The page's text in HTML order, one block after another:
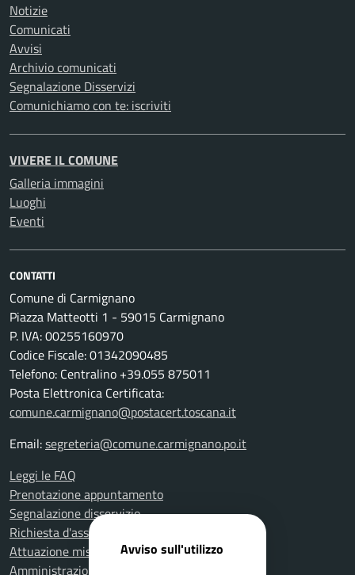
Notizie
Comunicati
Avvisi
Archivio comunicati
Segnalazione Disservizi
Comunichiamo con te: iscriviti
VIVERE IL COMUNE
Galleria immagini
Luoghi
Eventi
CONTATTI
Comune di Carmignano
Piazza Matteotti 1 - 59015 Carmignano
P. IVA: 00255160970
Codice Fiscale: 01342090485
Telefono: Centralino +39.055 875011
Posta Elettronica Certificata:
comune.carmignano@postacert.toscana.it
Email:segreteria@comune.carmignano.po.it
Leggi le FAQ
Prenotazione appuntamento
Segnalazione disservizio
Richiesta d'assistenza
Attuazione misure PNRR
Amministrazione trasparente
Avviso sull'utilizzo